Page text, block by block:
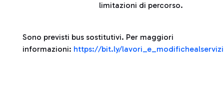
limitazioni di percorso.
Sono previsti bus sostitutivi. Per maggiori
informazioni: https://bit.ly/